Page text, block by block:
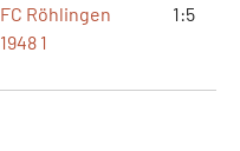
FC Röhlingen
1948 1
1:5